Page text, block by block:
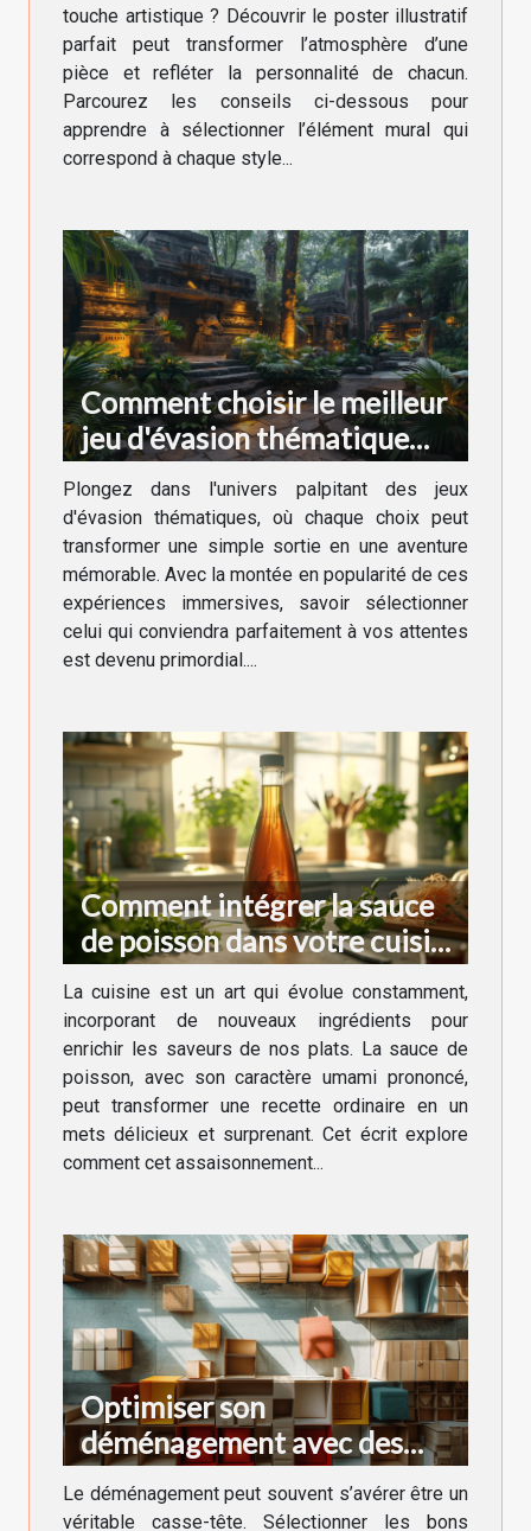
touche artistique ? Découvrir le poster illustratif
parfait peut transformer l’atmosphère d’une
pièce et refléter la personnalité de chacun.
Parcourez les conseils ci-dessous pour
apprendre à sélectionner l’élément mural qui
correspond à chaque style...
Comment choisir le meilleur
jeu d'évasion thématique
pour votre prochaine
aventure
Plongez dans l'univers palpitant des jeux
d'évasion thématiques, où chaque choix peut
transformer une simple sortie en une aventure
mémorable. Avec la montée en popularité de ces
expériences immersives, savoir sélectionner
celui qui conviendra parfaitement à vos attentes
est devenu primordial....
Comment intégrer la sauce
de poisson dans votre cuisine
quotidienne
La cuisine est un art qui évolue constamment,
incorporant de nouveaux ingrédients pour
enrichir les saveurs de nos plats. La sauce de
poisson, avec son caractère umami prononcé,
peut transformer une recette ordinaire en un
mets délicieux et surprenant. Cet écrit explore
comment cet assaisonnement...
Optimiser son
déménagement avec des
cartons adaptés à chaque
besoin
Le déménagement peut souvent s’avérer être un
véritable casse-tête. Sélectionner les bons